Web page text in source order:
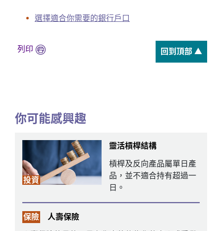
選擇適合你需要的銀行戶口
列印 回到頂部 ▲
你可能感興趣
投資
靈活槓桿結構
槓桿及反向產品屬單日產
品，並不適合持有超過一
日。
保險
人壽保險